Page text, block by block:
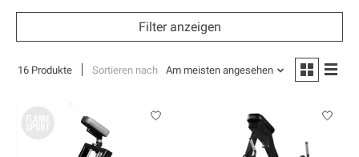
Filter anzeigen
16 Produkte Sortieren nach Am meisten angesehen